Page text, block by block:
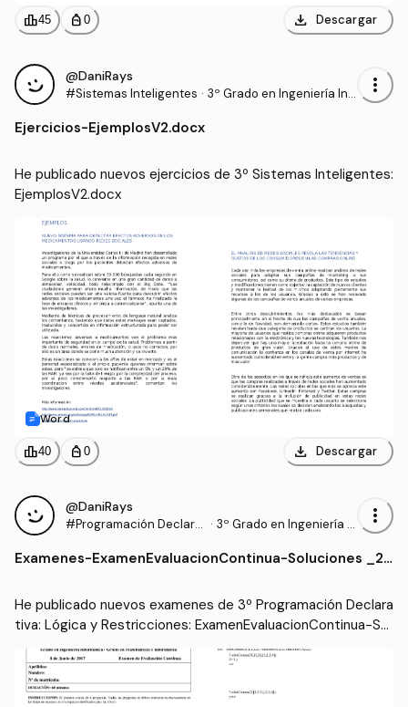
leaderboard45 personal_bag 0 download Descargar
@DaniRays
#Sistemas Inteligentes · 3º Grado en Ingeniería Inf
more_vert
Ejercicios-EjemplosV2.docx
He publicado nuevos ejercicios de 3º Sistemas Inteligentes:
EjemplosV2.docx
Word
leaderboard40 personal_bag 0 download Descargar
@DaniRays
#Programación Declara
nes
· 3º Grado en Ingeniería In
more_vert
Examenes-ExamenEvaluacionContinua-Soluciones _20
He publicado nuevos examenes de 3º Programación Declara
tiva: Lógica y Restricciones: ExamenEvaluacionContinua-Sol
uciones _2016-2017_-vFinal.pdf